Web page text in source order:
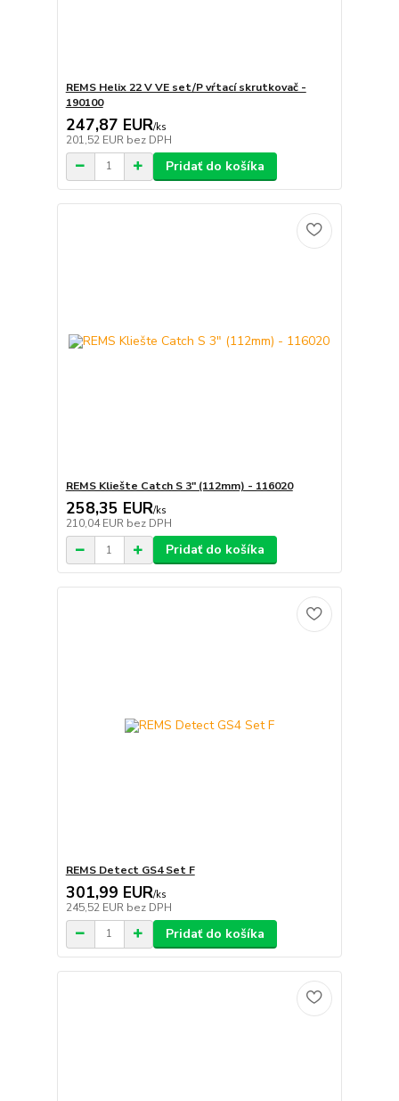
REMS Helix 22 V VE set/P vŕtací skrutkovač -
190100
247,87 EUR/ks
201,52 EUR bez DPH
Pridať do košíka
REMS Kliešte Catch S 3" (112mm) - 116020
258,35 EUR/ks
210,04 EUR bez DPH
Pridať do košíka
REMS Detect GS4 Set F
301,99 EUR/ks
245,52 EUR bez DPH
Pridať do košíka